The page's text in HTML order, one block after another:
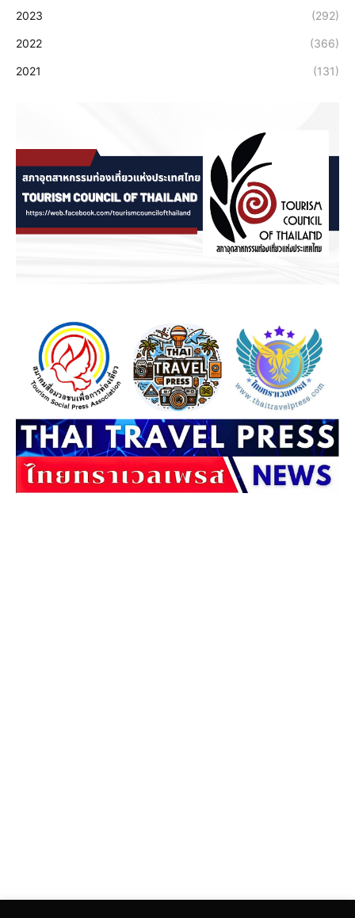
2023 (292)
2022 (366)
2021 (131)